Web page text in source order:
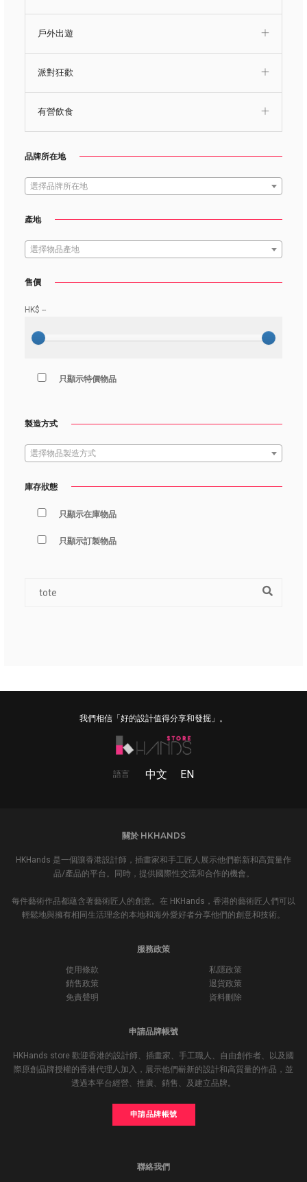
戶外出遊
派對狂歡
有營飲食
品牌所在地
選擇品牌所在地
產地
選擇物品產地
售價
HK$ --
只顯示特價物品
製造方式
選擇物品製造方式
庫存狀態
只顯示在庫物品
只顯示訂製物品
我們相信「好的設計值得分享和發掘」。
語言 中文 EN
關於 HKHANDS
HKHands 是一個讓香港設計師，插畫家和手工匠人展示他們嶄新和高質量作
品/產品的平台。同時，提供國際性交流和合作的機會。
每件藝術作品都蘊含著藝術匠人的創意。在 HKHands，香港的藝術匠人們可以
輕鬆地與擁有相同生活理念的本地和海外愛好者分享他們的創意和技術。
服務政策
使用條款
私隱政策
銷售政策
退貨政策
免責聲明
資料刪除
申請品牌帳號
HKHands store 歡迎香港的設計師、插畫家、手工職人、自由創作者、以及國
際原創品牌授權的香港代理人加入，展示他們嶄新的設計和高質量的作品，並
透過本平台經營、推廣、銷售、及建立品牌。
申請品牌帳號
聯絡我們